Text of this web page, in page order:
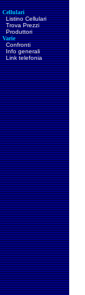
Cellulari
Listino Cellulari
Trova Prezzi
Produttori
Varie
Confronti
Info generali
Link telefonia